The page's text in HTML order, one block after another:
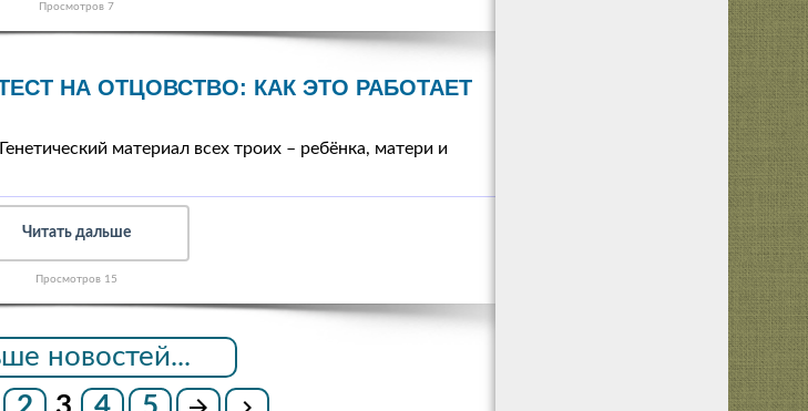
Просмотров 7
НА ОТЦОВСТВО: КАК ЭТО РАБОТАЕТ
материал всех троих – ребёнка, матери и
Читать дальше
Просмотров 15
новостей...